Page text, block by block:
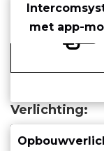
met app-
Verlichting